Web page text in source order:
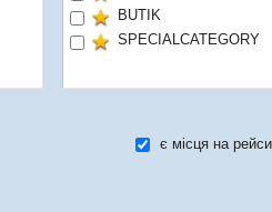
BUTIK
SPECIALCATEGORY
є місця на рейси